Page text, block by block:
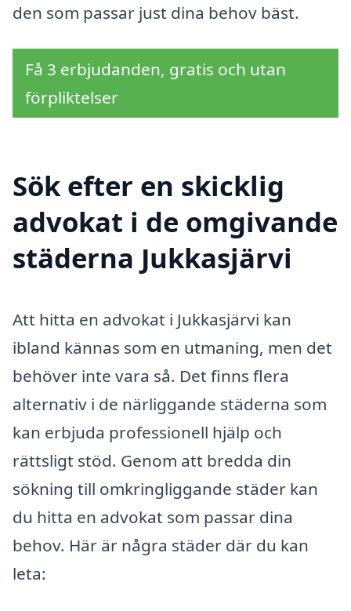
den som passar just dina behov bäst.
Få 3 erbjudanden, gratis och utan
förpliktelser
Sök efter en skicklig
advokat i de omgivande
städerna Jukkasjärvi
Att hitta en advokat i Jukkasjärvi kan
ibland kännas som en utmaning, men det
behöver inte vara så. Det finns flera
alternativ i de närliggande städerna som
kan erbjuda professionell hjälp och
rättsligt stöd. Genom att bredda din
sökning till omkringliggande städer kan
du hitta en advokat som passar dina
behov. Här är några städer där du kan
leta: